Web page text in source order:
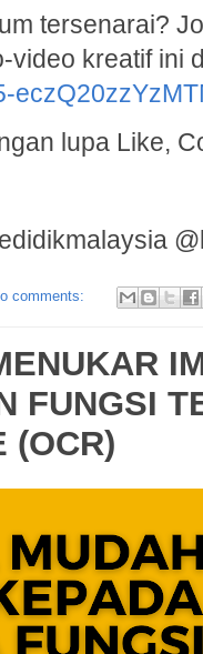
tersenarai?
video kreatif ini
lupa Like,
comments:
FUNGSI
(OCR)